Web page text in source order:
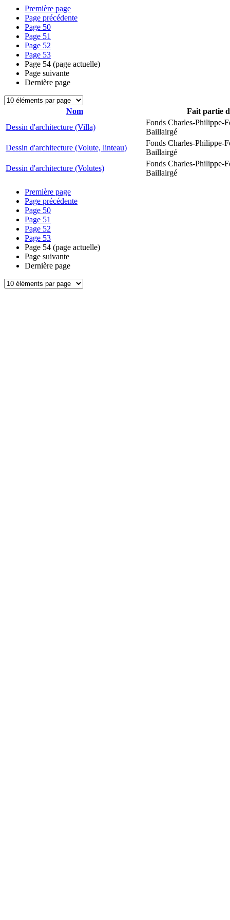
Première page
Page précédente
Page 50
Page 51
Page 52
Page 53
Page 54 (page actuelle)
Page suivante
Dernière page
Nom
Fait partie
Dessin d'architecture (Villa)
Fonds Charles-Philippe-
Baillairgé
Dessin d'architecture (Volute, linteau)
Fonds Charles-Philippe-
Baillairgé
Dessin d'architecture (Volutes)
Fonds Charles-Philippe-
Baillairgé
Première page
Page précédente
Page 50
Page 51
Page 52
Page 53
Page 54 (page actuelle)
Page suivante
Dernière page